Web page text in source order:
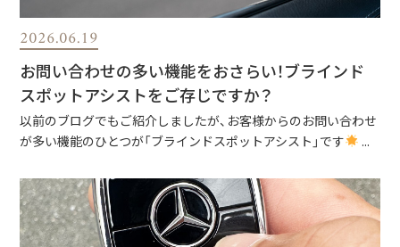
2026.06.19
お問い合わせの多い機能をおさらい！ブラインド
スポットアシストをご存じですか？
以前のブログでもご紹介しましたが、お客様からのお問い合わせ
が多い機能のひとつが「ブラインドスポットアシスト」です
...